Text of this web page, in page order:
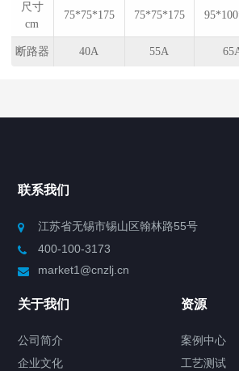
尺寸
cm
75*75*175 75*75*175
断路器 40A 55A
联系我们
江苏省无锡市锡山区翰林路55号
400-100-3173
market1@cnzlj.cn
关于我们
公司简介
企业文化
资源
案例中心
工艺测试